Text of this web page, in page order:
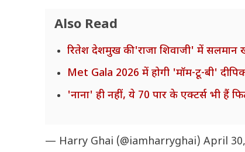
Also Read
रितेश देशमुख की 'राजा शिवाजी' में
Met Gala 2026 में होगी 'मॉम-टू-बी'
'नाना' ही नहीं, ये 70 पार के एक्टर्स भी हैं
— Harry Ghai (@iamharryghai) April